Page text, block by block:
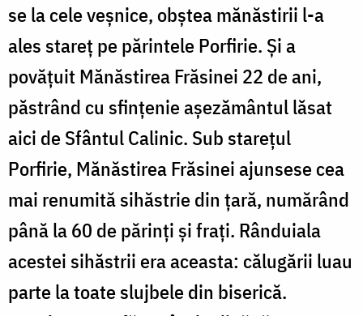
se la cele veşnice, obştea mănăstirii l-a
ales stareţ pe părintele Porfirie. Şi a
povăţuit Mănăstirea Frăsinei 22 de ani,
păstrând cu sfinţenie aşezământul lăsat
aici de Sfântul Calinic. Sub stareţul
Porfirie, Mănăstirea Frăsinei ajunsese cea
mai renumită sihăstrie din ţară, numărând
până la 60 de părinţi şi fraţi. Rânduiala
acestei sihăstrii era aceasta: călugării luau
parte la toate slujbele din biserică.